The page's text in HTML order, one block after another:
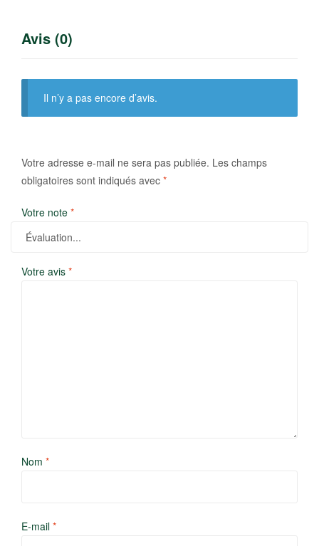
Avis (0)
Il n’y a pas encore d’avis.
Votre adresse e-mail ne sera pas publiée. Les champs
obligatoires sont indiqués avec *
Votre note *
Votre avis *
Nom *
E-mail *